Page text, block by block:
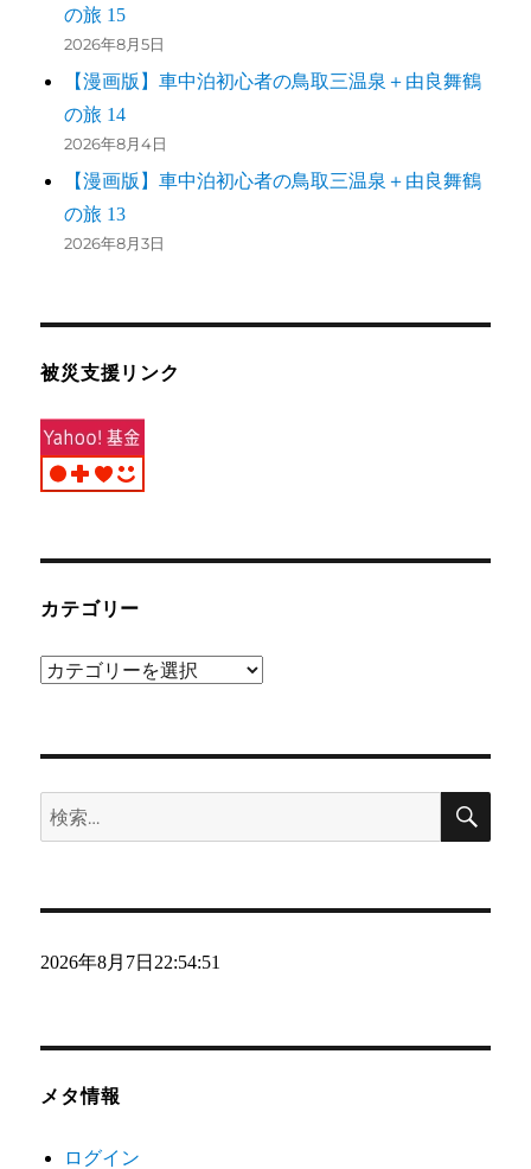
の旅 15
2026年8月5日
【漫画版】車中泊初心者の鳥取三温泉＋由良舞鶴
の旅 14
2026年8月4日
【漫画版】車中泊初心者の鳥取三温泉＋由良舞鶴
の旅 13
2026年8月3日
被災支援リンク
カテゴリー
カ
検
索:
検
2026年8月7日 22:54:52
メタ情報
ログイン